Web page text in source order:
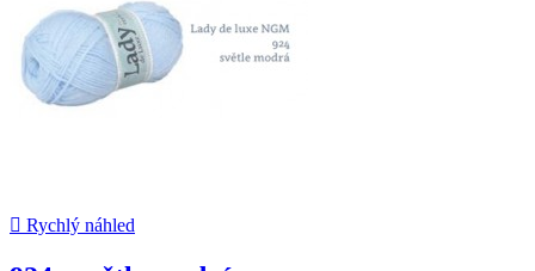
 Rychlý náhled